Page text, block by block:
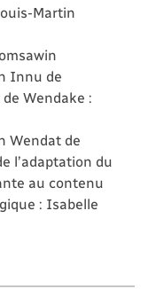
Martin
Innu de
Wendake :
Wendat de
l’adaptation du
au contenu
: Isabelle